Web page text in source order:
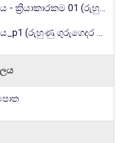
01 (රුහුණු ගුරුගෙදර රේඩියෝ පාඩම් මාලාව)
(රුහුණු ගුරුගෙදර රේඩියෝ පාඩම් මාලාව)